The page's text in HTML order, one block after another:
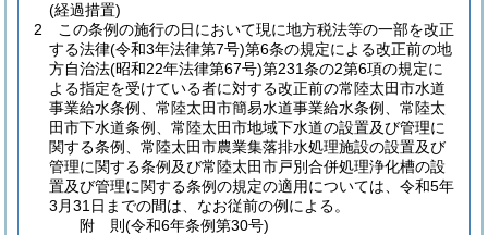
(経過措置)
2
この条例の施行の日において現に地方税法等の一部を改正
する法律(令和3年法律第7号)第6条の規定による改正前の地
方自治法(昭和22年法律第67号)第231条の2第6項の規定に
よる指定を受けている者に対する改正前の常陸太田市水道
事業給水条例、常陸太田市簡易水道事業給水条例、常陸太
田市下水道条例、常陸太田市地域下水道の設置及び管理に
関する条例、常陸太田市農業集落排水処理施設の設置及び
管理に関する条例及び常陸太田市戸別合併処理浄化槽の設
置及び管理に関する条例の規定の適用については、令和5年
3月31日までの間は、なお従前の例による。
附 則(令和6年条例第30号)